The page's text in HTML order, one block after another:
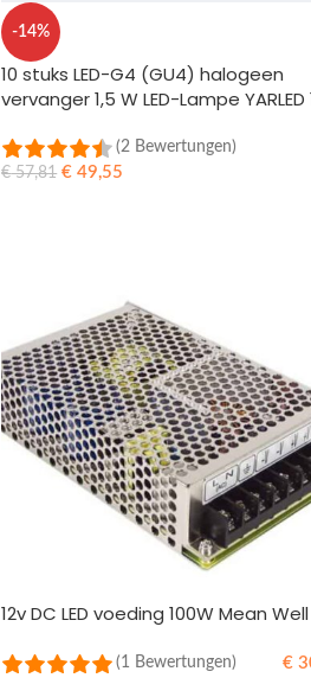
-14%
10 stuks LED-G4 (GU4) halogeen
vervanger 1,5 W LED-Lampe YARLED
(2 Bewertungen)
€57,81 € 49,55
12v DC LED voeding 100W Mean Well
(1 Bewertungen) €